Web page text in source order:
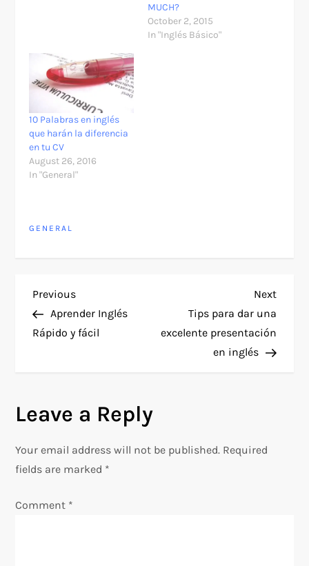
MUCH?
October 2, 2015
In "Inglés Básico"
10 Palabras en inglés
que harán la diferencia
en tu CV
August 26, 2016
In "General"
GENERAL
P
o
n
a
Previous
Post
Previous
Aprender Inglés
Rápido y fácil
Next
Post
Next
Tips para dar una
excelente presentación
en inglés
Leave a Reply
Your email address will not be published. Required
fields are marked *
Comment *